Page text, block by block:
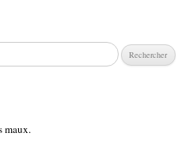
:
maux.